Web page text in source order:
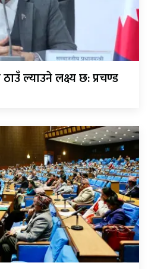
ल्याउने लक्ष्य छ: प्रचण्ड